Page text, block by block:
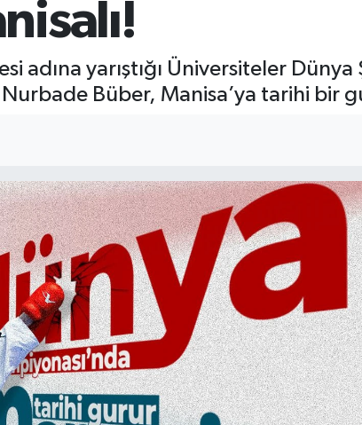
adına yarıştığı Üniversiteler Dünya
Büber, Manisa’ya tarihi bir